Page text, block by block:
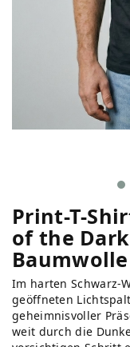
Print-T-
of the
Baumwolle
Im harten Schwarz-
geöffneten
geheimnisvoller
weit durch die